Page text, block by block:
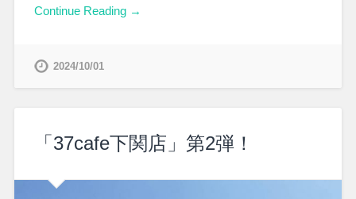
Continue Reading →
2024/10/01
「37cafe下関店」第2弾！